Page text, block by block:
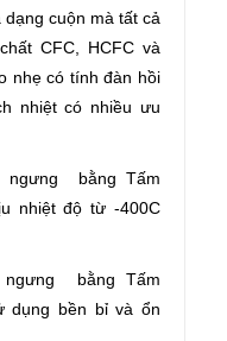
cuộn mà tất cả
CFC, HCFC và
nhẹ có tính đàn hồi
nhiệt có nhiều ưu
bằng Tấm
nhiệt độ từ -400C
ngưng bằngTấm
dụng bền bỉ và ổn